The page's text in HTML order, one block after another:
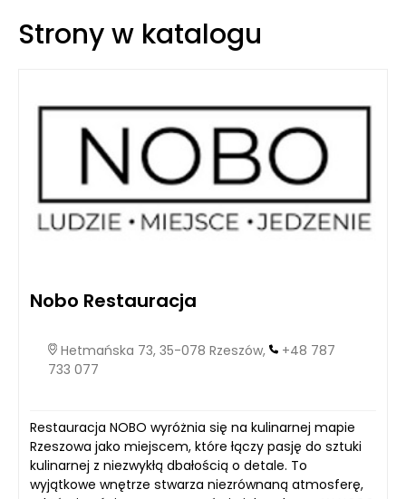
Strony w katalogu
Nobo Restauracja
Hetmańska 73, 35-078 Rzeszów,
+48 787
733 077
Restauracja NOBO wyróżnia się na kulinarnej mapie
Rzeszowa jako miejscem, które łączy pasję do sztuki
kulinarnej z niezwykłą dbałością o detale. To
wyjątkowe wnętrze stwarza niezrównaną atmosferę,